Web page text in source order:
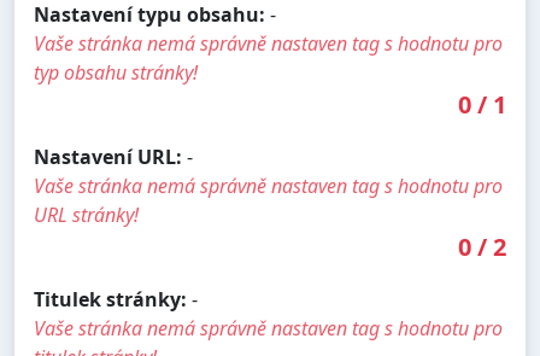
Nastavení typu obsahu: -
Vaše stránka nemá správně nastaven tag s hodnotu pro
typ obsahu stránky!
0/ 1
Nastavení URL: -
Vaše stránka nemá správně nastaven tag s hodnotu pro
URL stránky!
0/2
Titulek stránky: -
Vaše stránka nemá správně nastaven tag s hodnotu pro